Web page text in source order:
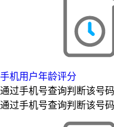
手机用户年龄评分
通过手机号查询判断该号
通过手机号查询判断该号